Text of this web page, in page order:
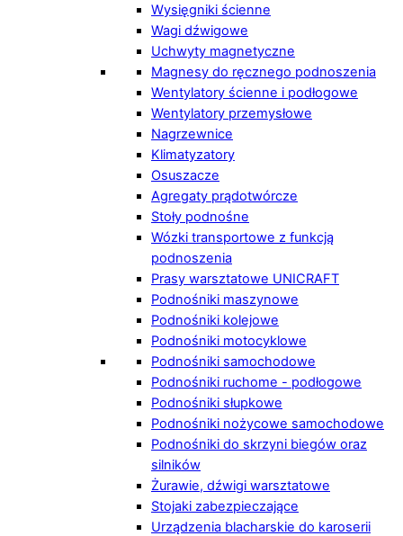
Wysięgniki ścienne
Wagi dźwigowe
Uchwyty magnetyczne
Magnesy do ręcznego podnoszenia
Wentylatory ścienne i podłogowe
Wentylatory przemysłowe
Nagrzewnice
Klimatyzatory
Osuszacze
Agregaty prądotwórcze
Stoły podnośne
Wózki transportowe z funkcją
podnoszenia
Prasy warsztatowe UNICRAFT
Podnośniki maszynowe
Podnośniki kolejowe
Podnośniki motocyklowe
Podnośniki samochodowe
Podnośniki ruchome - podłogowe
Podnośniki słupkowe
Podnośniki nożycowe samochodowe
Podnośniki do skrzyni biegów oraz
silników
Żurawie, dźwigi warsztatowe
Stojaki zabezpieczające
Urządzenia blacharskie do karoserii